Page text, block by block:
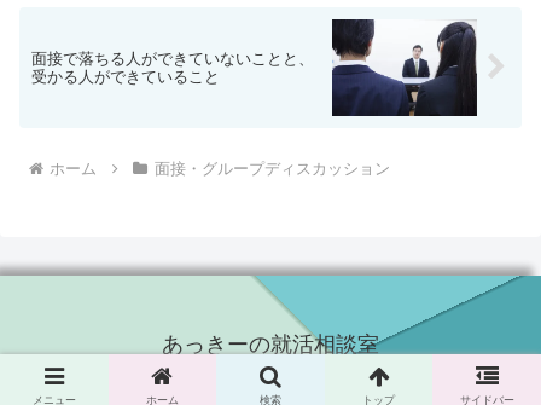
面接で落ちる人ができていないことと、
受かる人ができていること
ホーム 面接・グループディスカッション
あっきーの就活相談室
Copyright © 2015-2026 あっきーの就活相談室 All Rights Reserved.
メニュー ホーム 検索 トップ サイドバー